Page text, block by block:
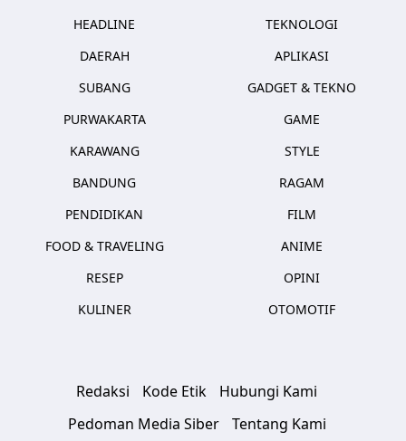
HEADLINE
DAERAH
SUBANG
PURWAKARTA
KARAWANG
BANDUNG
PENDIDIKAN
FOOD & TRAVELING
RESEP
KULINER
TEKNOLOGI
APLIKASI
GADGET & TEKNO
GAME
STYLE
RAGAM
FILM
ANIME
OPINI
OTOMOTIF
Redaksi Kode Etik
Hubungi Kami
Pedoman Media Siber
Tentang Kami